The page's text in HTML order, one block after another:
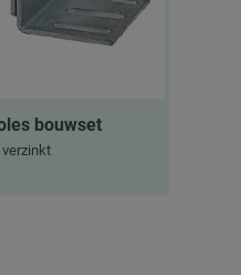
bouwset